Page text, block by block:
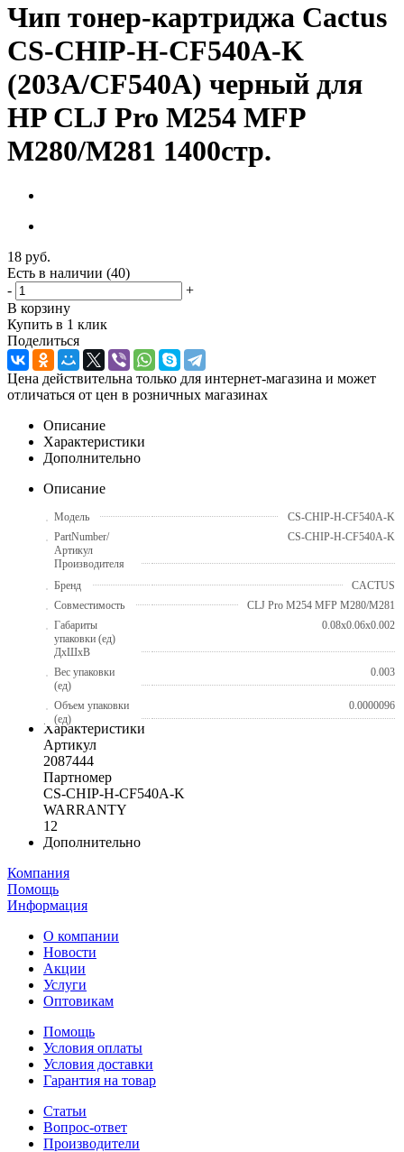
Чип тонер-картриджа Cactus
CS-CHIP-H-CF540A-K
(203A/CF540A) черный для
HP CLJ Pro M254 MFP
M280/M281 1400стр.
18 руб.
Есть в наличии (40)
-
+
В корзину
Купить в 1 клик
Поделиться
Цена действительна только для интернет-магазина и может
отличаться от цен в розничных магазинах
Описание
Характеристики
Дополнительно
Описание
Модель
CS-CHIP-H-CF540A-K
PartNumber/
Артикул
Производителя
CS-CHIP-H-CF540A-K
Бренд
CACTUS
Совместимость
CLJ Pro M254 MFP M280/M281
Габариты
упаковки (ед)
ДхШхВ
0.08x0.06x0.002
Вес упаковки
(ед)
0.003
Объем упаковки
(ед)
0.0000096
Характеристики
Артикул
2087444
Партномер
CS-CHIP-H-CF540A-K
WARRANTY
12
Дополнительно
Компания
Помощь
Информация
О компании
Новости
Акции
Услуги
Оптовикам
Помощь
Условия оплаты
Условия доставки
Гарантия на товар
Статьи
Вопрос-ответ
Производители